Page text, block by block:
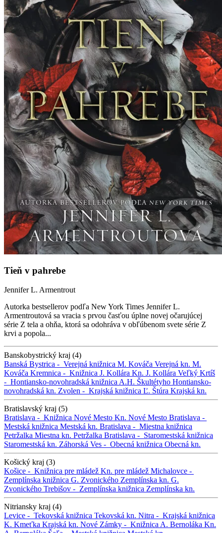
Tieň v pahrebe
Jennifer L. Armentrout
Autorka bestsellerov podľa New York Times Jennifer L.
Armentroutová sa vracia s prvou časťou úplne novej očarujúcej
série Z tela a ohňa, ktorá sa odohráva v obľúbenom svete série Z
krvi a popola...
Banskobystrický kraj (4)
Banská Bystrica - Verejná knižnica M. Kováča Verejná kn. M.
Kováča Kremnica - Knižnica J. Kollára Kn. J. Kollára Veľký Krtíš
- Hontiansko-novohradská knižnica A.H. Škultétyho Hontiansko-
novohradská kn. Zvolen - Krajská knižnica Ľ. Štúra Krajská kn.
Bratislavský kraj (5)
Bratislava - Knižnica Nové Mesto Kn. Nové Mesto Bratislava -
Mestská knižnica Mestská kn. Bratislava - Miestna knižnica
Petržalka Miestna kn. Petržalka Bratislava - Staromestská knižnica
Staromestská kn. Záhorská Ves - Obecná knižnica Obecná kn.
Košický kraj (3)
Košice - Knižnica pre mládež Kn. pre mládež Michalovce -
Zemplínska knižnica G. Zvonického Zemplínska kn. G.
Zvonického Trebišov - Zemplínska knižnica Zemplínska kn.
Nitriansky kraj (4)
Levice - Tekovská knižnica Tekovská kn. Nitra - Krajská knižnica
K. Kmeťka Krajská kn. Nové Zámky - Knižnica A. Bernoláka Kn.